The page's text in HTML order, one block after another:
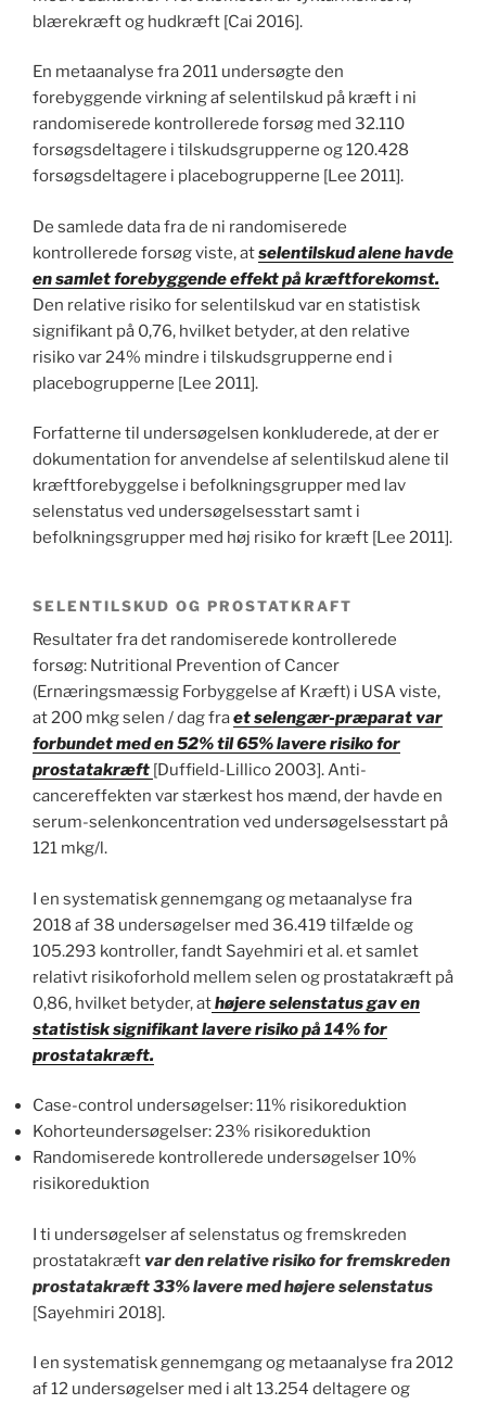
blærekræft og hudkræft [Cai 2016].
En metaanalyse fra 2011 undersøgte den
forebyggende virkning af selentilskud på kræft i ni
randomiserede kontrollerede forsøg med 32.110
forsøgsdeltagere i tilskudsgrupperne og 120.428
forsøgsdeltagere i placebogrupperne [Lee 2011].
De samlede data fra de ni randomiserede
kontrollerede forsøg viste, atselentilskud alene havde
en samlet forebyggende effekt på kræftforekomst.
Den relative risiko for selentilskud var en statistisk
signifikant på 0,76, hvilket betyder, at den relative
risiko var 24% mindre i tilskudsgrupperne end i
placebogrupperne [Lee 2011].
Forfatterne til undersøgelsen konkluderede, at der er
dokumentation for anvendelse af selentilskud alene til
kræftforebyggelse i befolkningsgrupper med lav
selenstatus ved undersøgelsesstart samt i
befolkningsgrupper med høj risiko for kræft [Lee 2011].
SELENTILSKUD OG PROSTATKRAFT
Resultater fra det randomiserede kontrollerede
forsøg: Nutritional Prevention of Cancer
(Ernæringsmæssig Forbyggelse af Kræft) i USA viste,
at 200 mkg selen / dag fraet selengær-præparat var
forbundet med en 52% til 65% lavere risiko for
prostatakræft [Duffield-Lillico 2003]. Anti-
cancereffekten var stærkest hos mænd, der havde en
serum-selenkoncentration ved undersøgelsesstart på
121 mkg/l.
I en systematisk gennemgang og metaanalyse fra
2018 af 38 undersøgelser med 36.419 tilfælde og
105.293 kontroller, fandt Sayehmiri et al. et samlet
relativt risikoforhold mellem selen og prostatakræft på
0,86, hvilket betyder, athøjere selenstatus gav en
statistisk signifikant lavere risiko på 14% for
prostatakræft.
Case-control undersøgelser: 11% risikoreduktion
Kohorteundersøgelser: 23% risikoreduktion
Randomiserede kontrollerede undersøgelser 10%
risikoreduktion
I ti undersøgelser af selenstatus og fremskreden
prostatakræft var den relative risiko for fremskreden
prostatakræft 33% lavere med højere selenstatus
[Sayehmiri 2018].
I en systematisk gennemgang og metaanalyse fra 2012
af 12 undersøgelser med i alt 13.254 deltagere og